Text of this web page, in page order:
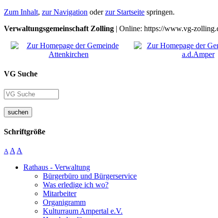
Zum Inhalt, zur Navigation oderzur Startseite springen.
Verwaltungsgemeinschaft Zolling | Online: https://www.vg-
VG Suche
suchen
Schriftgröße
A A A
Rathaus - Verwaltung
Bürgerbüro und Bürgerservice
Was erledige ich wo?
Mitarbeiter
Organigramm
Kulturraum Ampertal e.V.